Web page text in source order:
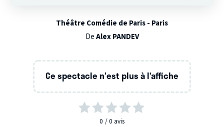
Théâtre Comédie de Paris - Paris
DeAlex PANDEV
Ce spectacle n'est plus à l’affiche
0 0 avis